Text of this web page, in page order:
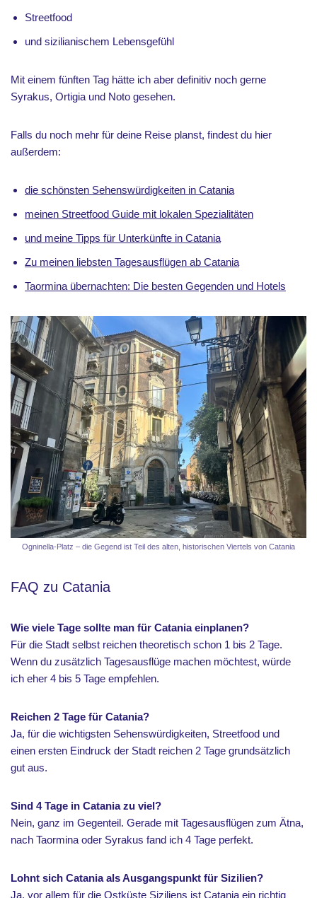
Streetfood
und sizilianischem Lebensgefühl
Mit einem fünften Tag hätte ich aber definitiv noch gerne
Syrakus, Ortigia und Noto gesehen.
Falls du noch mehr für deine Reise planst, findest du hier
außerdem:
die schönsten Sehenswürdigkeiten in Catania
meinen Streetfood Guide mit lokalen Spezialitäten
und meine Tipps für Unterkünfte in Catania
Zu meinen liebsten Tagesausflügen ab Catania
Taormina übernachten: Die besten Gegenden und Hotels
Ogninella-Platz – die Gegend ist Teil des alten, historischen Viertels von Catania
FAQ zu Catania
Wie viele Tage sollte man für Catania einplanen?
Für die Stadt selbst reichen theoretisch schon 1 bis 2 Tage.
Wenn du zusätzlich Tagesausflüge machen möchtest, würde
ich eher 4 bis 5 Tage empfehlen.
Reichen 2 Tage für Catania?
Ja, für die wichtigsten Sehenswürdigkeiten, Streetfood und
einen ersten Eindruck der Stadt reichen 2 Tage grundsätzlich
gut aus.
Sind 4 Tage in Catania zu viel?
Nein, ganz im Gegenteil. Gerade mit Tagesausflügen zum Ätna,
nach Taormina oder Syrakus fand ich 4 Tage perfekt.
Lohnt sich Catania als Ausgangspunkt für Sizilien?
Ja, vor allem für die Ostküste Siziliens ist Catania ein richtig